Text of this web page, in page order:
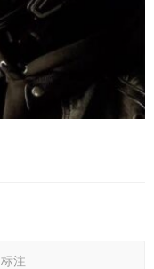
标注